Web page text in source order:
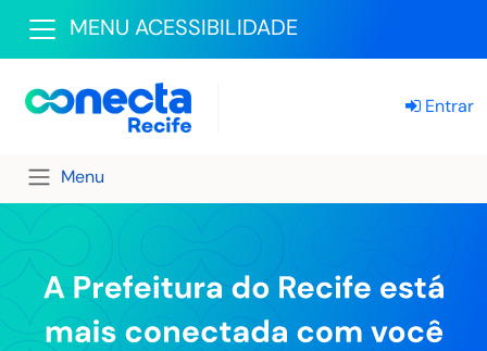
MENU ACESSIBILIDADE
Entrar
Menu